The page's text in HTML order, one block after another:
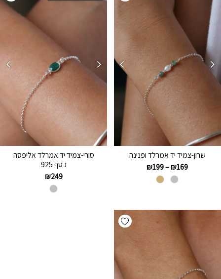
שרון-צמיד יד אמרלד ופנינה
₪169
–
₪199
סורי-צמיד יד אמרלד אליפסה
כסף 925
₪249
Add wishlist